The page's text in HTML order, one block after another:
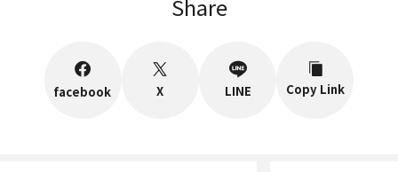
Share
facebook X LINE Copy Link